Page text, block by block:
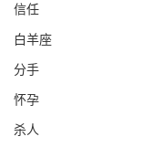
信任
白羊座
分手
怀孕
杀人